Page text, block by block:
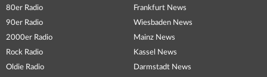
80er Radio
90er Radio
2000er Radio
Rock Radio
Oldie Radio
Frankfurt News
Wiesbaden News
Mainz News
Kassel News
Darmstadt News